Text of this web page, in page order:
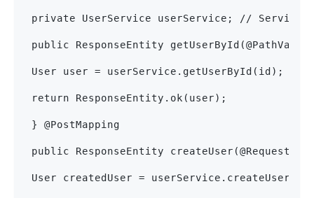
private UserService userService; // Service
public ResponseEntity
User user = userService.getUserById(id);
return ResponseEntity.ok(user);
} @PostMapping
public ResponseEntity
User createdUser =